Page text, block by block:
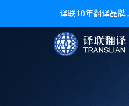
译联10年翻译品